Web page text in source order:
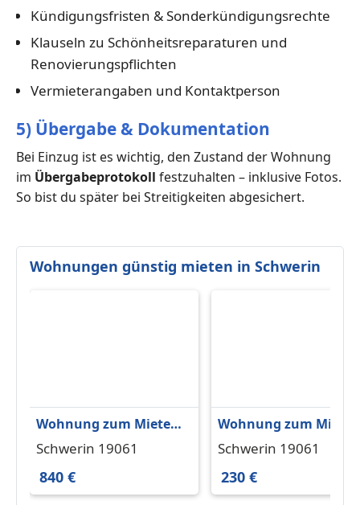
Kündigungsfristen & Sonderkündigungsrechte
Klauseln zu Schönheitsreparaturen und
Renovierungspflichten
Vermieterangaben und Kontaktperson
5) Übergabe & Dokumentation
Bei Einzug ist es wichtig, den Zustand der Wohnung
im Übergabeprotokoll festzuhalten – inklusive Fotos.
So bist du später bei Streitigkeiten abgesichert.
Wohnungen günstig mieten in Schwerin
Wohnung zum Mieten
in Schwerin 840 € 71 m²
Schwerin 19061
840 €
Wohnung zum Mieten
in Schwerin 230 €
Schwerin 19061
230 €